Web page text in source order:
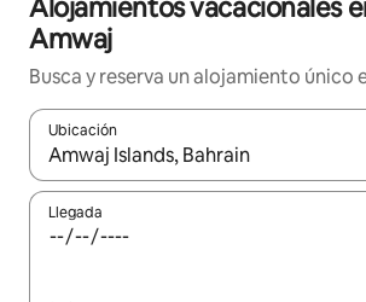
Alojamientos vacacionales
Amwaj
Busca y reserva un alojamiento único
Ubicación
Cuando los resultados estén
Llegada